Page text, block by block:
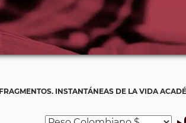
INSTANTÁNEAS DE LA VIDA